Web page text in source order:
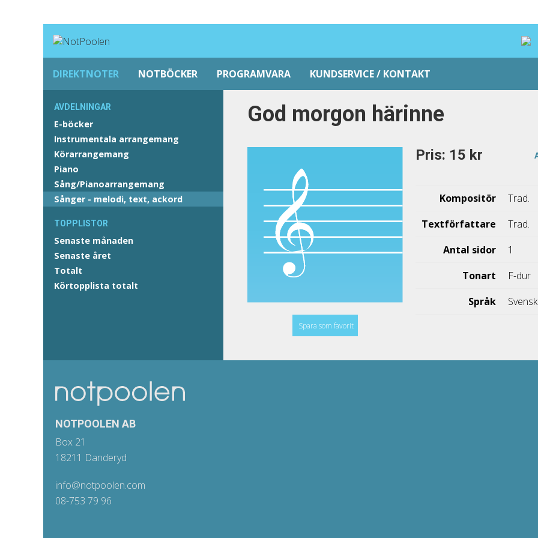
DIREKTNOTER NOTBÖCKER PROGRAMVARA KUNDSERVICE / KONTAKT
AVDELNINGAR
E-böcker
Instrumentala arrangemang
Körarrangemang
Piano
Sång/Pianoarrangemang
Sånger - melodi, text, ackord
TOPPLISTOR
Senaste månaden
Senaste året
Totalt
Körtopplista totalt
God morgon härinne
Spara som favorit
Pris: 15 kr
Kompositör
Trad.
Textförfattare
Trad.
Antal sidor
1
Tonart
F-dur
Språk
NOTPOOLEN AB
Box 21
18211 Danderyd
info@notpoolen.com
08-753 79 96